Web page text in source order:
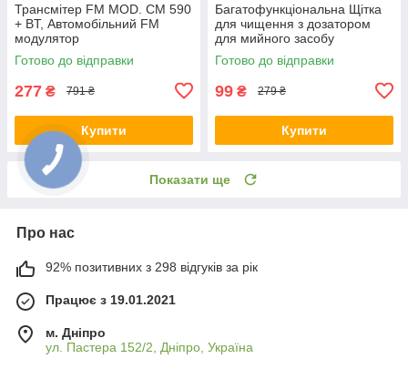
Трансмітер FM MOD. CM 590
+ BT, Автомобільний FM
модулятор
Готово до відправки
277 ₴ 791 ₴
Купити
Багатофункціональна Щітка
для чищення з дозатором
для мийного засобу
Готово до відправки
99 ₴ 279 ₴
Купити
Показати ще
Про нас
92% позитивних з 298 відгуків за рік
Працює з 19.01.2021
м. Дніпро
ул. Пастера 152/2, Дніпро, Україна